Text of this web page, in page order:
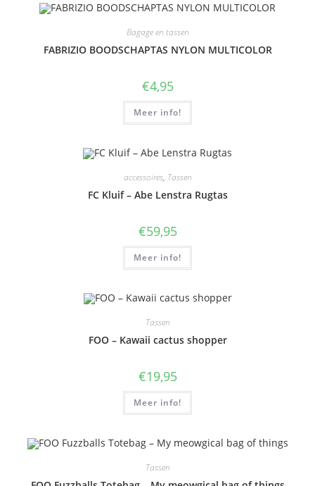
Bagage en tassen
FABRIZIO BOODSCHAPTAS NYLON MULTICOLOR
€4,95
Meer info!
accessoires, Tassen
FC Kluif – Abe Lenstra Rugtas
€59,95
Meer info!
Tassen
FOO – Kawaii cactus shopper
€19,95
Meer info!
Tassen